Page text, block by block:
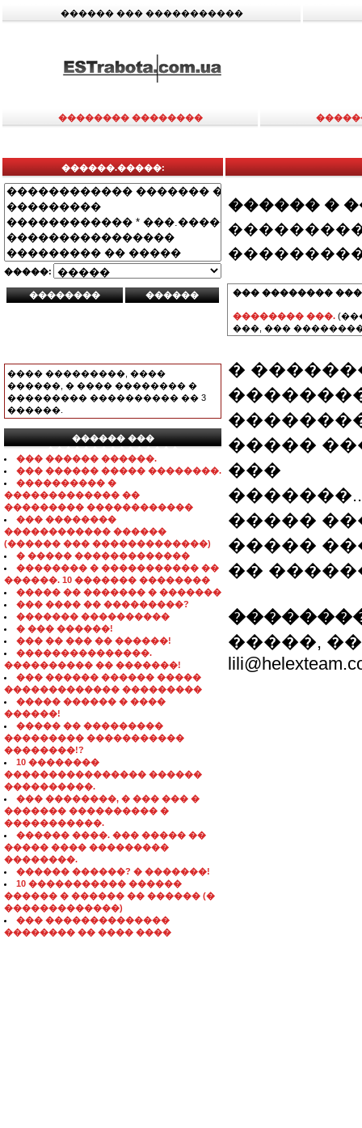
������ ��� �����������
�������� ��������
������.�����:
�����:
���� ���������, ����
������, � ���� �������� �
��������� ���������� �� 3
������.
������ ���
���������������
��� ������ ������.
��� ������ ����� ��������.
���������� �
������������� ��
��������� ������������
��� ��������
������������ ������
(������ ��� �������������)
� ����� �������������
�������� � ����������� ��
������. 10 ������� ��������
����� �� ������� � �������
��� ���� �� ���������?
������� ����������
� ��� ������!
��� �� ��� �� ������!
���������������.
���������� �� �������!
��� ������ ������ �����
������������� ���������
����� ������ � ����
������!
����� �� ���������
��������� �����������
��������!?
10 ��������
���������������� ������
����������.
��� ��������, � ��� ��� �
������� ���������� �
�����������.
������ ����. ��� ����� ��
����� ���� ���������
��������.
������ ������? � �������!
10 ����������� ������
������ � ������ �� ������ (�
�������������)
��� ��������������
�������� �� ���� ����
������ �
��� ��������
�������� ���.
���, ���
�
�����
���
�����
�����
��
�����,